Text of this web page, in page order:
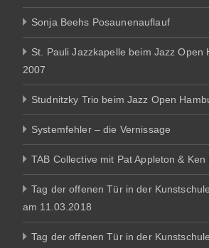
Sonja Beehs Posaunenauflauf
St. Pauli Jazzkapelle beim Jazz Open
2007
Studnitzky Trio beim Jazz Open
Systemfehler – die Vernissage
TAB Collective mit Pat Appleton & Ken
Tag der offenen Tür in der
am 11.03.2018
Tag der offenen Tür in der